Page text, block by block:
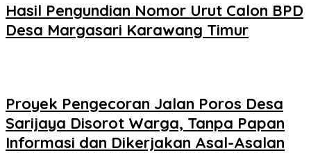
Hasil Pengundian Nomor Urut Calon BPD
Desa Margasari Karawang Timur
Proyek Pengecoran Jalan Poros Desa
Sarijaya Disorot Warga, Tanpa Papan
Informasi dan Dikerjakan Asal-Asalan